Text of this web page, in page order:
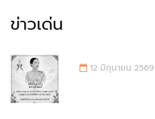
ข่าวเด่น
12 มิถุนายน 2569